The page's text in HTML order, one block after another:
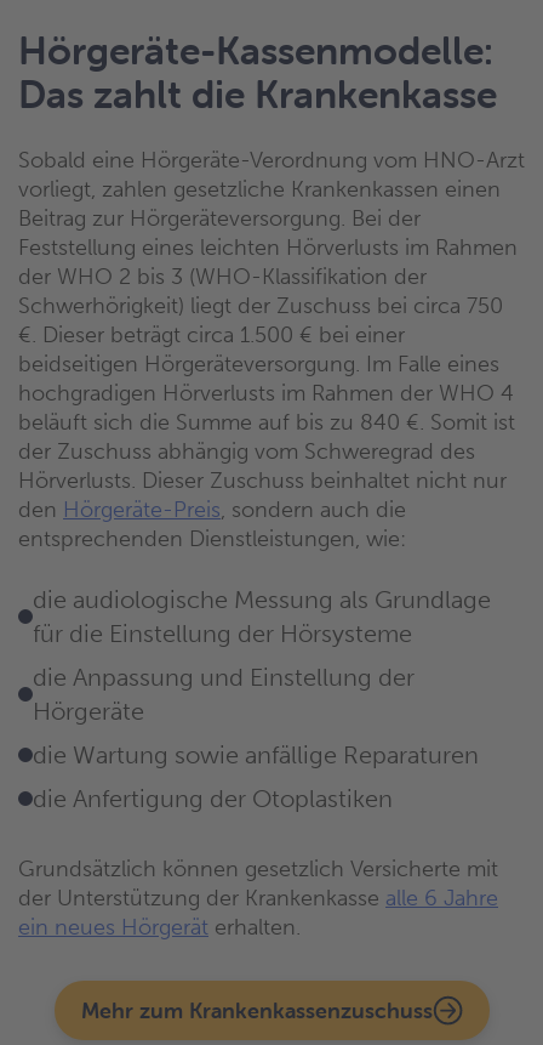
Hörgeräte-Kassenmodelle:
Das zahlt die Krankenkasse
Sobald eine Hörgeräte-Verordnung vom HNO-Arzt
vorliegt, zahlen gesetzliche Krankenkassen einen
Beitrag zur Hörgeräteversorgung. Bei der
Feststellung eines leichten Hörverlusts im Rahmen
der WHO 2 bis 3 (WHO-Klassifikation der
Schwerhörigkeit) liegt der Zuschuss bei circa 750
€. Dieser beträgt circa 1.500 € bei einer
beidseitigen Hörgeräteversorgung. Im Falle eines
hochgradigen Hörverlusts im Rahmen der WHO 4
beläuft sich die Summe auf bis zu 840 €. Somit ist
der Zuschuss abhängig vom Schweregrad des
Hörverlusts. Dieser Zuschuss beinhaltet nicht nur
den Hörgeräte-Preis, sondern auch die
entsprechenden Dienstleistungen, wie:
die audiologische Messung als Grundlage
für die Einstellung der Hörsysteme
die Anpassung und Einstellung der
Hörgeräte
die Wartung sowie anfällige Reparaturen
die Anfertigung der Otoplastiken
Grundsätzlich können gesetzlich Versicherte mit
der Unterstützung der Krankenkasse alle 6 Jahre
ein neues Hörgerät erhalten.
Mehr zum Krankenkassenzuschuss